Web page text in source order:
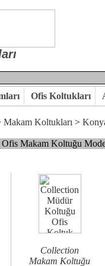
koltuk
hayal ettiğiniz
Ofis Koltukları
Makam Koltukları >
Ofis Makam Koltuğu
Collection
Makam Koltuğu